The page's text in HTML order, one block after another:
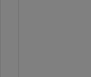
verspreid over
Spaanse
eigenhandig
De wijnen